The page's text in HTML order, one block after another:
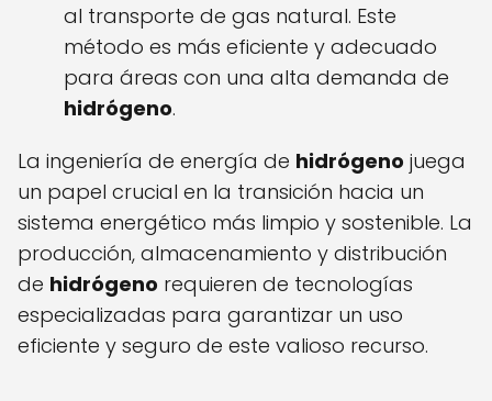
al transporte de gas natural. Este
método es más eficiente y adecuado
para áreas con una alta demanda de
hidrógeno.
La ingeniería de energía de hidrógeno juega
un papel crucial en la transición hacia un
sistema energético más limpio y sostenible. La
producción, almacenamiento y distribución
de hidrógeno requieren de tecnologías
especializadas para garantizar un uso
eficiente y seguro de este valioso recurso.